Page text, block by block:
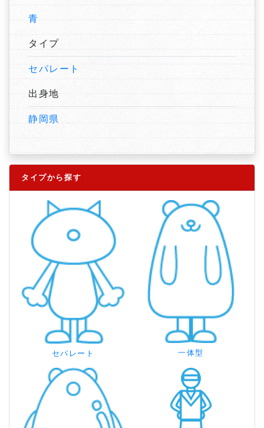
青
タイプ
セパレート
出身地
静岡県
タイプから探す
セパレート 一体型